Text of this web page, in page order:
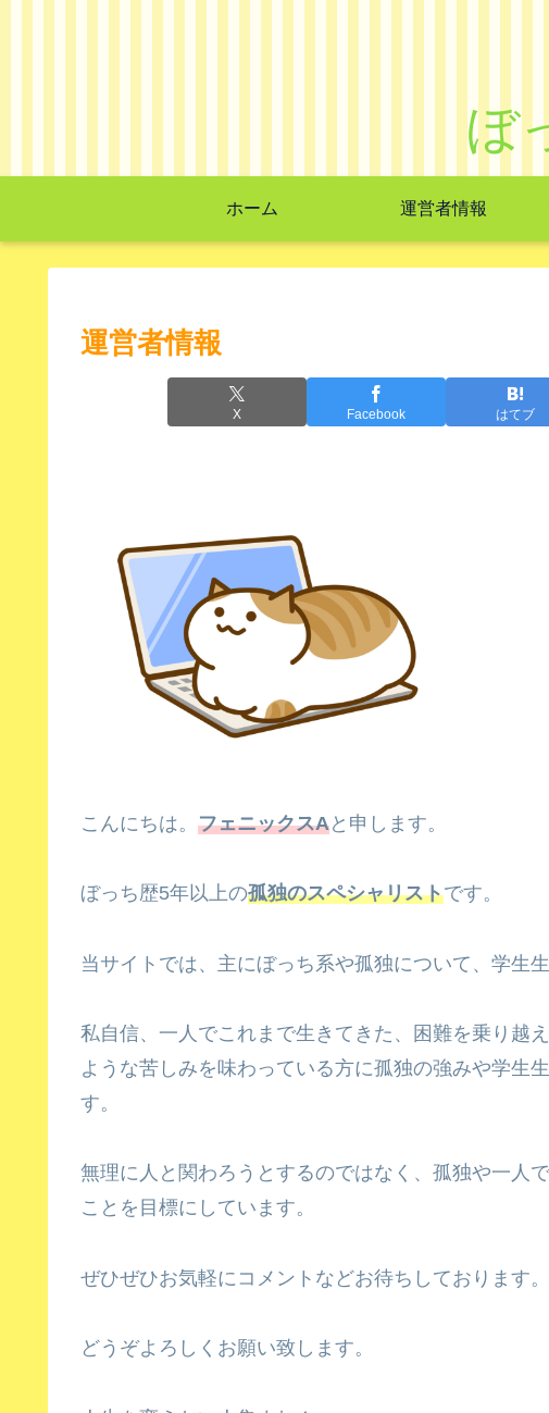
ぼ
ホーム 運営者情報
運営者情報
X Facebook はてブ
こんにちは。 フェニックスAと申します。
ぼっち歴5年以上の孤独のスペシャリストです。
当サイトでは、主にぼっち系や孤独について、学生
私自信、一人でこれまで生きてきた、困難を乗り越
ような苦しみを味わっている方に孤独の強みや学生
す。
無理に人と関わろうとするのではなく、孤独や一人
ことを目標にしています。
ぜひぜひお気軽にコメントなどお待ちしております。
どうぞよろしくお願い致します。